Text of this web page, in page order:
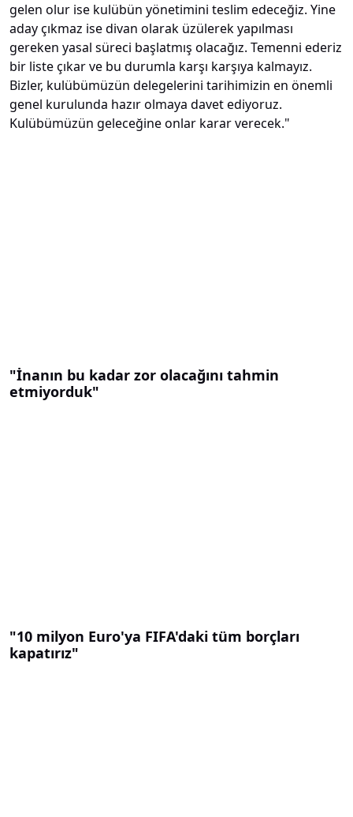
gelen olur ise kulübün yönetimini teslim edeceğiz. Yine
aday çıkmaz ise divan olarak üzülerek yapılması
gereken yasal süreci başlatmış olacağız. Temenni ederiz
bir liste çıkar ve bu durumla karşı karşıya kalmayız.
Bizler, kulübümüzün delegelerini tarihimizin en önemli
genel kurulunda hazır olmaya davet ediyoruz.
Kulübümüzün geleceğine onlar karar verecek."
"İnanın bu kadar zor olacağını tahmin
etmiyorduk"
"10 milyon Euro'ya FIFA'daki tüm borçları
kapatırız"